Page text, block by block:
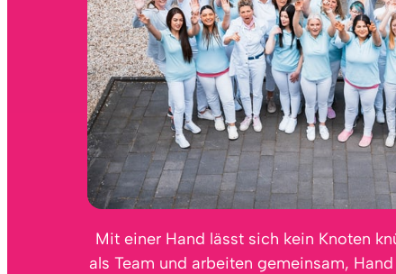
Mit einer Hand lässt sich kein Knoten
als Team und arbeiten gemeinsam,